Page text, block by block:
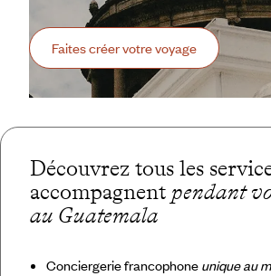
Faites créer votre voyage
Découvrez tous les
accompagnent pendant
au Guatemala
Conciergerie francophone unique au